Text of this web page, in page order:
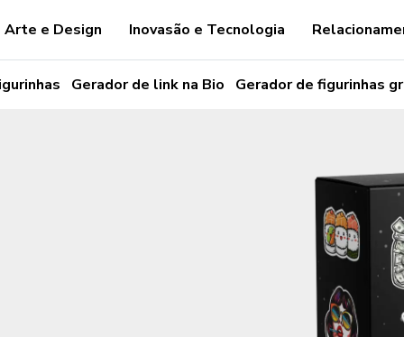
Arte e Design Inovasão e Tecnologia
Gerador de link na Bio Gerador de figurinhas